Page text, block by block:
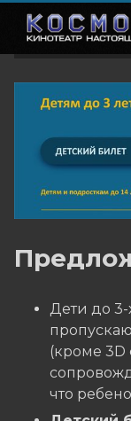
Дети до 3-
(кроме 3D
что